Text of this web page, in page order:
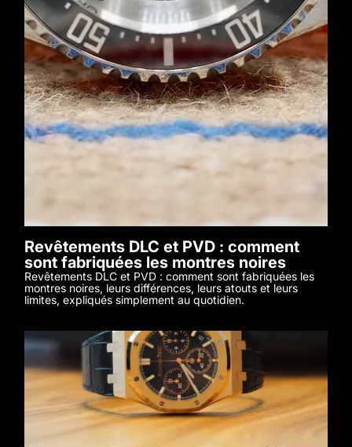
Revêtements DLC et PVD : comment
sont fabriquées les montres noires
Revêtements DLC et PVD : comment sont fabriquées les
montres noires, leurs différences, leurs atouts et leurs
limites, expliqués simplement au quotidien.